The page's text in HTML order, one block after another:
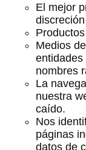
El mejor
Medios
nombres
La
nuestra
caído.
Nos
páginas
datos de